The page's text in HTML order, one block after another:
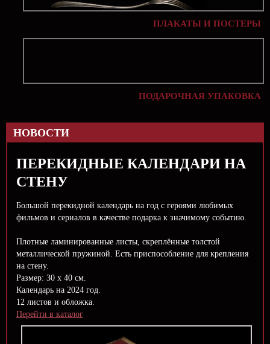
ПЛАКАТЫ И ПОСТЕРЫ
ПОДАРОЧНАЯ УПАКОВКА
НОВОСТИ
ПЕРЕКИДНЫЕ КАЛЕНДАРИ НА
СТЕНУ
Большой перекидной календарь на год с героями любимых
фильмов и сериалов в качестве подарка к значимому событию.
Плотные ламинированные листы, скреплённые толстой
металлической пружиной. Есть приспособление для крепления
на стену.
Размер: 30 х 40 см.
Календарь на 2024 год.
12 листов и обложка.
Перейти в каталог